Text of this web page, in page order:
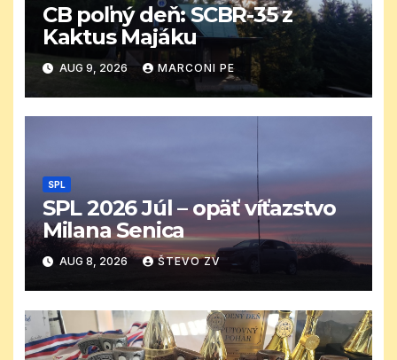
CB poľný deň: SCBR-35 z
Kaktus Majáku
AUG 9, 2026 MARCONI PE
SPL
SPL 2026 Júl – opäť víťazstvo
Milana Senica
AUG 8, 2026 ŠTEVO ZV